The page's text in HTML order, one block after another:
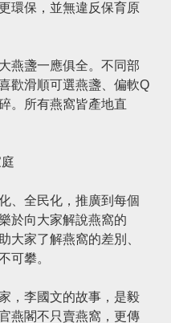
環保，並無違反保育原
燕盞一應俱全。不同部
歡滑順可選燕盞、偏軟Q
。所有燕窩皆產地直
、全民化，推廣到每個
於向大家解說燕窩的
大家了解燕窩的差別、
可攀。
，李國文的故事，是毅
燕閣不只賣燕窩，更傳